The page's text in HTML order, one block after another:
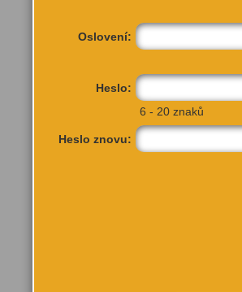
Oslovení:
Heslo:
6 - 20 znaků
Heslo znovu: